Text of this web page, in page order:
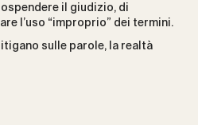
il giudizio, di
l’uso “improprio” dei termini.
sulle parole, la realtà